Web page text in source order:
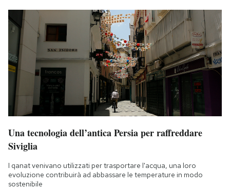
Una tecnologia dell’antica Persia per raffreddare
Siviglia
I qanat venivano utilizzati per trasportare l'acqua, una loro
evoluzione contribuirà ad abbassare le temperature in modo
sostenibile